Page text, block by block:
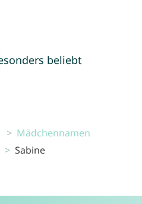
beliebt
Mädchennamen
Sabine